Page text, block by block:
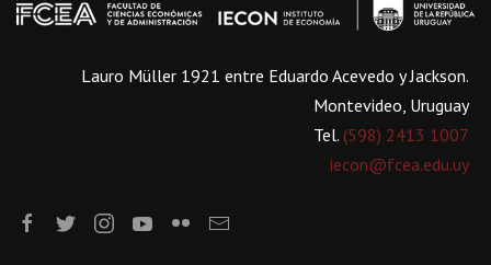
Lauro Müller 1921 entre Eduardo Acevedo y Jackson.
Montevideo, Uruguay
Tel. (598) 2413 1007
iecon@fcea.edu.uy